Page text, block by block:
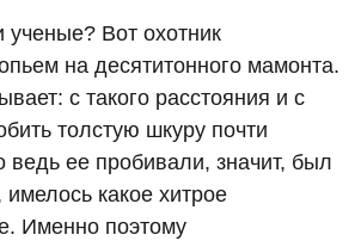
ученые? Вот охотник
на десятитонного мамонта.
с такого расстояния и с
толстую шкуру почти
ее пробивали, значит, был
имелось какое хитрое
Именно поэтому